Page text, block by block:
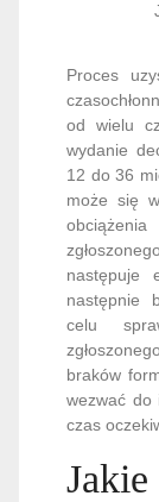
Proces
od wielu
wydanie
12 do 36
może się
następuje
następnie
celu
braków
wezwać do
czas